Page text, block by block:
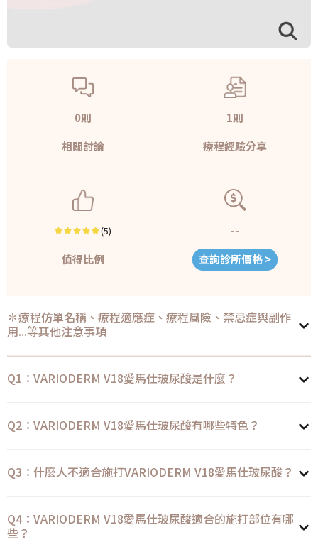
0則
相關討論
1則
療程經驗分享
(5)
值得比例
--
查詢診所價格 >
✽療程仿單名稱、療程適應症、療程風險、禁忌症與副作
用...等其他注意事項
Q1：VARIODERM V18愛馬仕玻尿酸是什麼？
Q2：VARIODERM V18愛馬仕玻尿酸有哪些特色？
Q3：什麼人不適合施打VARIODERM V18愛馬仕玻尿酸？
Q4：VARIODERM V18愛馬仕玻尿酸適合的施打部位有哪
些？